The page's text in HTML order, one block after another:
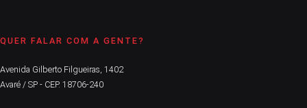
QUER FALAR COM A GENTE?
Avenida Gilberto Filgueiras, 1402
Avaré / SP - CEP. 18706-240